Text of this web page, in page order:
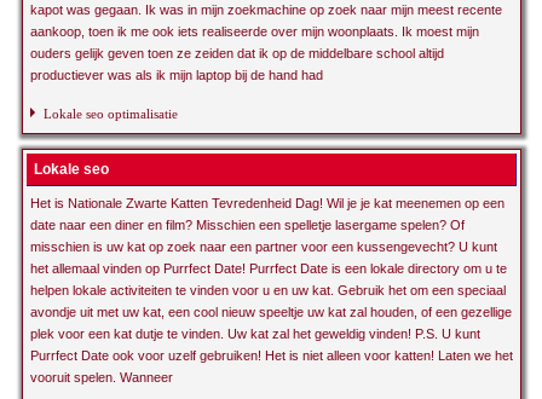
kapot was gegaan. Ik was in mijn zoekmachine op zoek naar mijn meest recente
aankoop, toen ik me ook iets realiseerde over mijn woonplaats. Ik moest mijn
ouders gelijk geven toen ze zeiden dat ik op de middelbare school altijd
productiever was als ik mijn laptop bij de hand had
Lokale seo optimalisatie
Lokale seo
Het is Nationale Zwarte Katten Tevredenheid Dag! Wil je je kat meenemen op een
date naar een diner en film? Misschien een spelletje lasergame spelen? Of
misschien is uw kat op zoek naar een partner voor een kussengevecht? U kunt
het allemaal vinden op Purrfect Date! Purrfect Date is een lokale directory om u te
helpen lokale activiteiten te vinden voor u en uw kat. Gebruik het om een speciaal
avondje uit met uw kat, een cool nieuw speeltje uw kat zal houden, of een gezellige
plek voor een kat dutje te vinden. Uw kat zal het geweldig vinden! P.S. U kunt
Purrfect Date ook voor uzelf gebruiken! Het is niet alleen voor katten! Laten we het
vooruit spelen. Wanneer